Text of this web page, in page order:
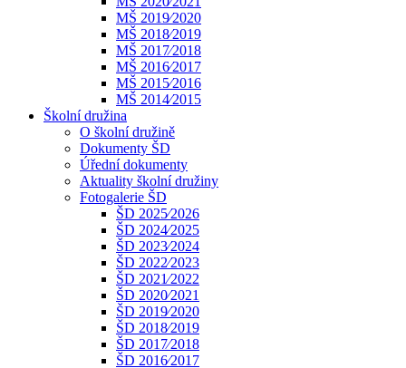
MŠ 2019⁄2020
MŠ 2018⁄2019
MŠ 2017⁄2018
MŠ 2016⁄2017
MŠ 2015⁄2016
MŠ 2014⁄2015
Školní družina
O školní družině
Dokumenty ŠD
Úřední dokumenty
Aktuality školní družiny
Fotogalerie ŠD
ŠD 2025⁄2026
ŠD 2024⁄2025
ŠD 2023⁄2024
ŠD 2022⁄2023
ŠD 2021⁄2022
ŠD 2020⁄2021
ŠD 2019⁄2020
ŠD 2018⁄2019
ŠD 2017⁄2018
ŠD 2016⁄2017